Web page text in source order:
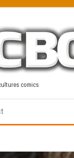
comics